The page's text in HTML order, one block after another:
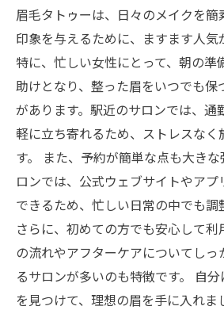
眉毛タトゥーは、日々のメイクを
印象を与えるために、ますます人気
特に、忙しい女性にとって、朝の準
助けとなり、整った眉をいつでも保
があります。駅近のサロンでは、通
軽に立ち寄れるため、ストレスなく
す。 また、予約が簡単な点も大き
ロンでは、公式ウェブサイトやア
できるため、忙しい日常の中でも調
さらに、初めての方でも安心して
の流れやアフターケアについてし
るサロンが多いのも特徴です。 自
を見つけて、理想の眉を手に入れま